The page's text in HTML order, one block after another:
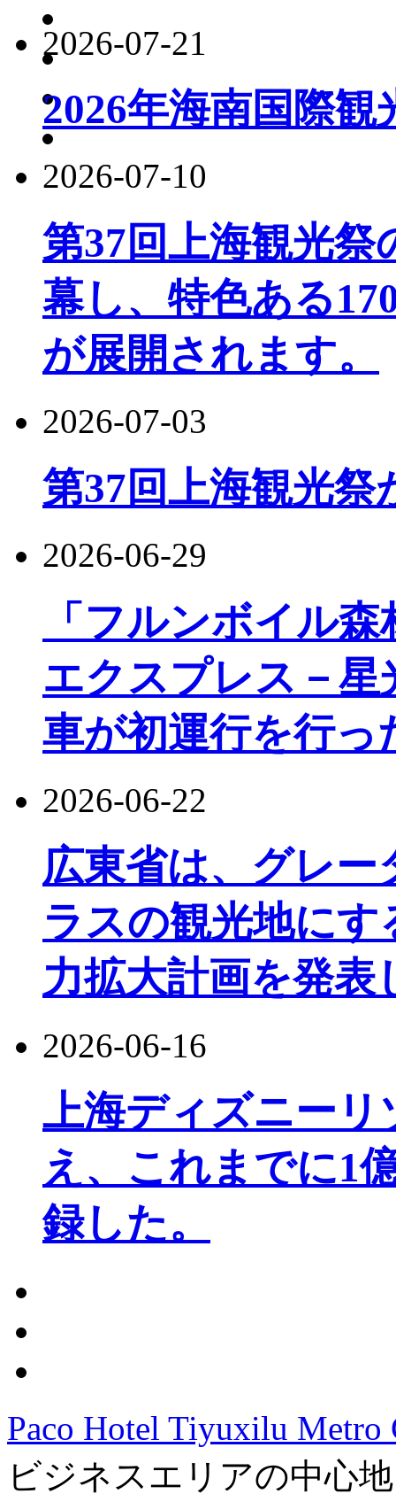
2026-07-21
2026年海南国際
2026-07-10
第37回上海観光
幕し、特色ある
が展開されます。
2026-07-03
第37回上海観光祭
2026-06-29
「フルンボイル
エクスプレス－星
車が初運行を行っ
2026-06-22
広東省は、グレ
ラスの観光地に
力拡大計画を発表
2026-06-16
上海ディズニーリ
え、これまでに1
録した。
Paco Hotel Tiyuxilu Metro
ビジネスエリアの中心